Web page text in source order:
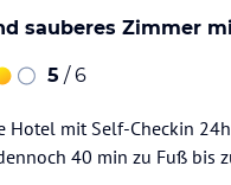
sauberes Zimmer
5 / 6
Hotel mit Self-Checkin
40 min zu Fuß bis